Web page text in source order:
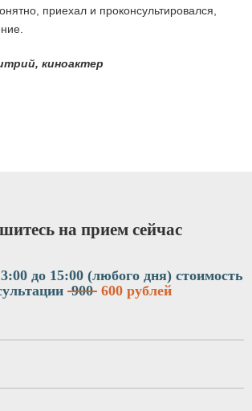
приехал и проконсультировался,
киноактер
на прием сейчас
до 15:00 (любого дня) стоимость
900 600 рублей